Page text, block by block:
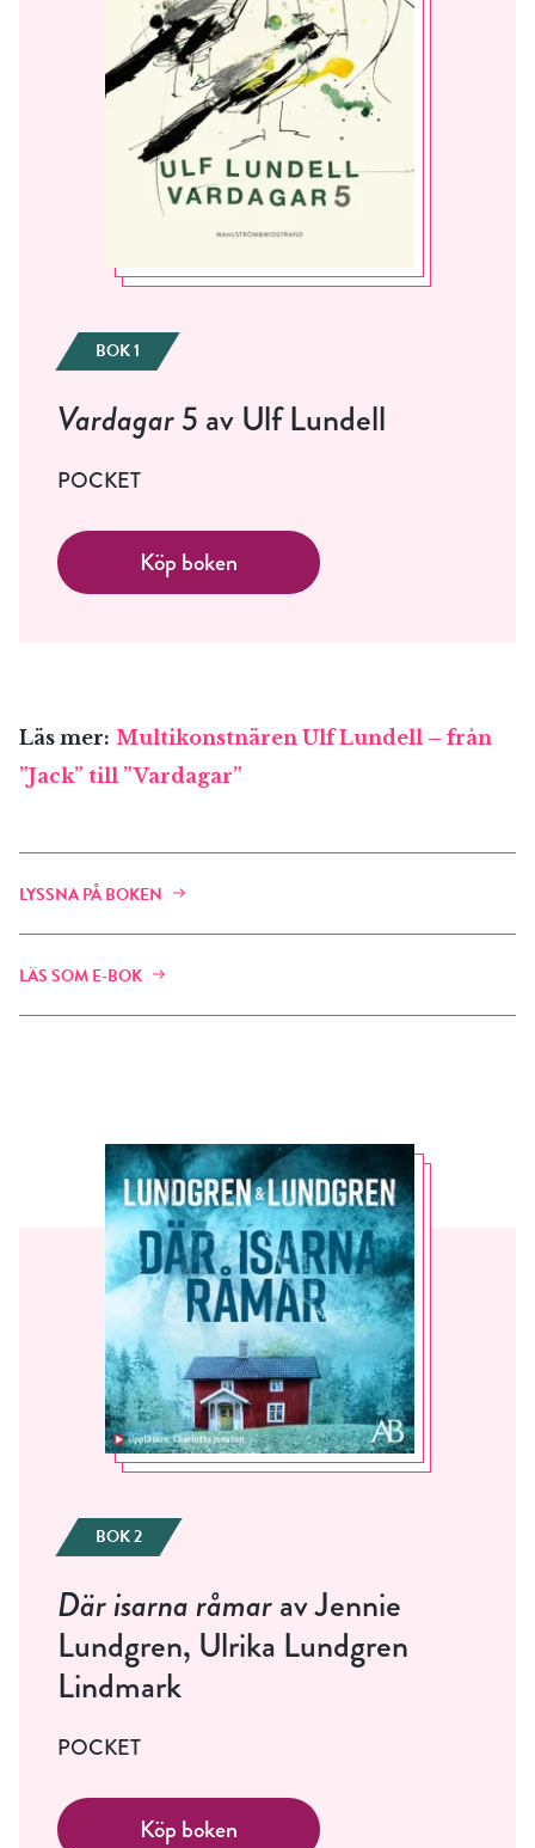
BOK 1
Vardagar 5av Ulf Lundell
POCKET
Köp boken
Läs mer: Multikonstnären Ulf Lundell – från
”Jack” till ”Vardagar”
LYSSNA PÅ BOKEN
LÄS SOM E-BOK
BOK 2
Där isarna råmarav Jennie
Lundgren, Ulrika Lundgren
Lindmark
POCKET
Köp boken